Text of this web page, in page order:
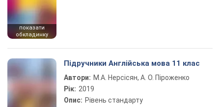
показати
обкладинку
Підручники Англійська мова 11 клас
Автори: М.А. Нерсісян, А. О. Піроженко
Рік: 2019
Опис: Рівень стандарту